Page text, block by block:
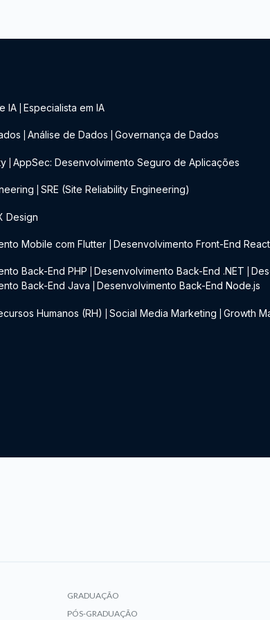
IA Especialista em IA
Análise de Dados Governança de Dados
AppSec: Desenvolvimento Seguro de Aplicações
SRE (Site Reliability Engineering)
Design
Mobile com Flutter Desenvolvimento Front-End React
Back-End PHP Desenvolvimento Back-End .NET
Back-End Java
Desenvolvimento Back-End Node.js
Humanos (RH) Social Media Marketing Growth
GRADUAÇÃO
PÓS-GRADUAÇÃO